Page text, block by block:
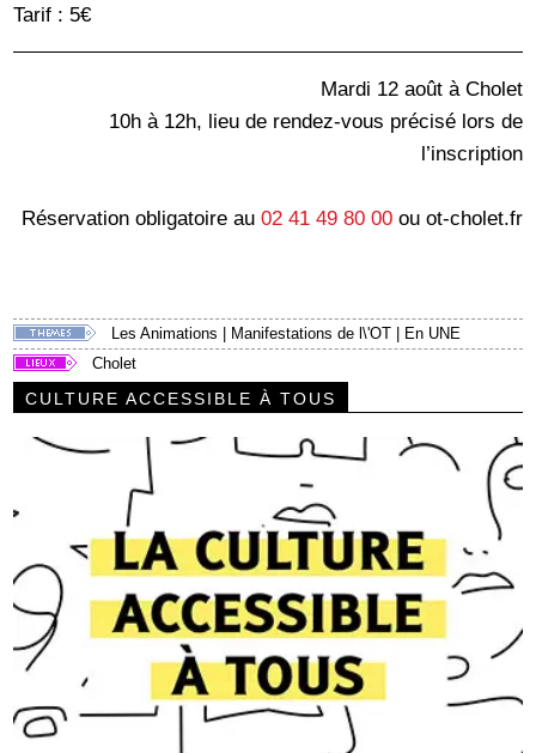
Tarif : 5€
Mardi 12 août à Cholet
10h à 12h, lieu de rendez-vous précisé lors de
l’inscription
Réservation obligatoire au 02 41 49 80 00ou ot-cholet.fr
Les Animations Manifestations de l\'OT
En UNE
Cholet
CULTURE ACCESSIBLE À TOUS